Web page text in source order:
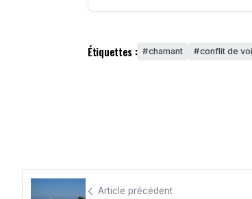
Étiquettes : chamant conflit de
Article précédent